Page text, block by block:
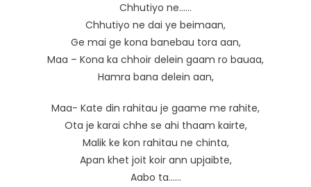
Chhutiyo ne……
Chhutiyo ne dai ye beimaan,
Ge mai ge kona banebau tora aan,
Maa – Kona ka chhoir delein gaam ro bauaa,
Hamra bana delein aan,
Maa- Kate din rahitau je gaame me rahite,
Ota je karai chhe se ahi thaam kairte,
Malik ke kon rahitau ne chinta,
Apan khet joit koir ann upjaibte,
Aabo ta……